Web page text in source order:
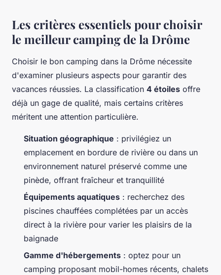
Les critères essentiels pour choisir
le meilleur camping de la Drôme
Choisir le bon camping dans la Drôme nécessite
d'examiner plusieurs aspects pour garantir des
vacances réussies. La classification 4 étoiles offre
déjà un gage de qualité, mais certains critères
méritent une attention particulière.
Situation géographique : privilégiez un
emplacement en bordure de rivière ou dans un
environnement naturel préservé comme une
pinède, offrant fraîcheur et tranquillité
Équipements aquatiques : recherchez des
piscines chauffées complétées par un accès
direct à la rivière pour varier les plaisirs de la
baignade
Gamme d'hébergements : optez pour un
camping proposant mobil-homes récents, chalets